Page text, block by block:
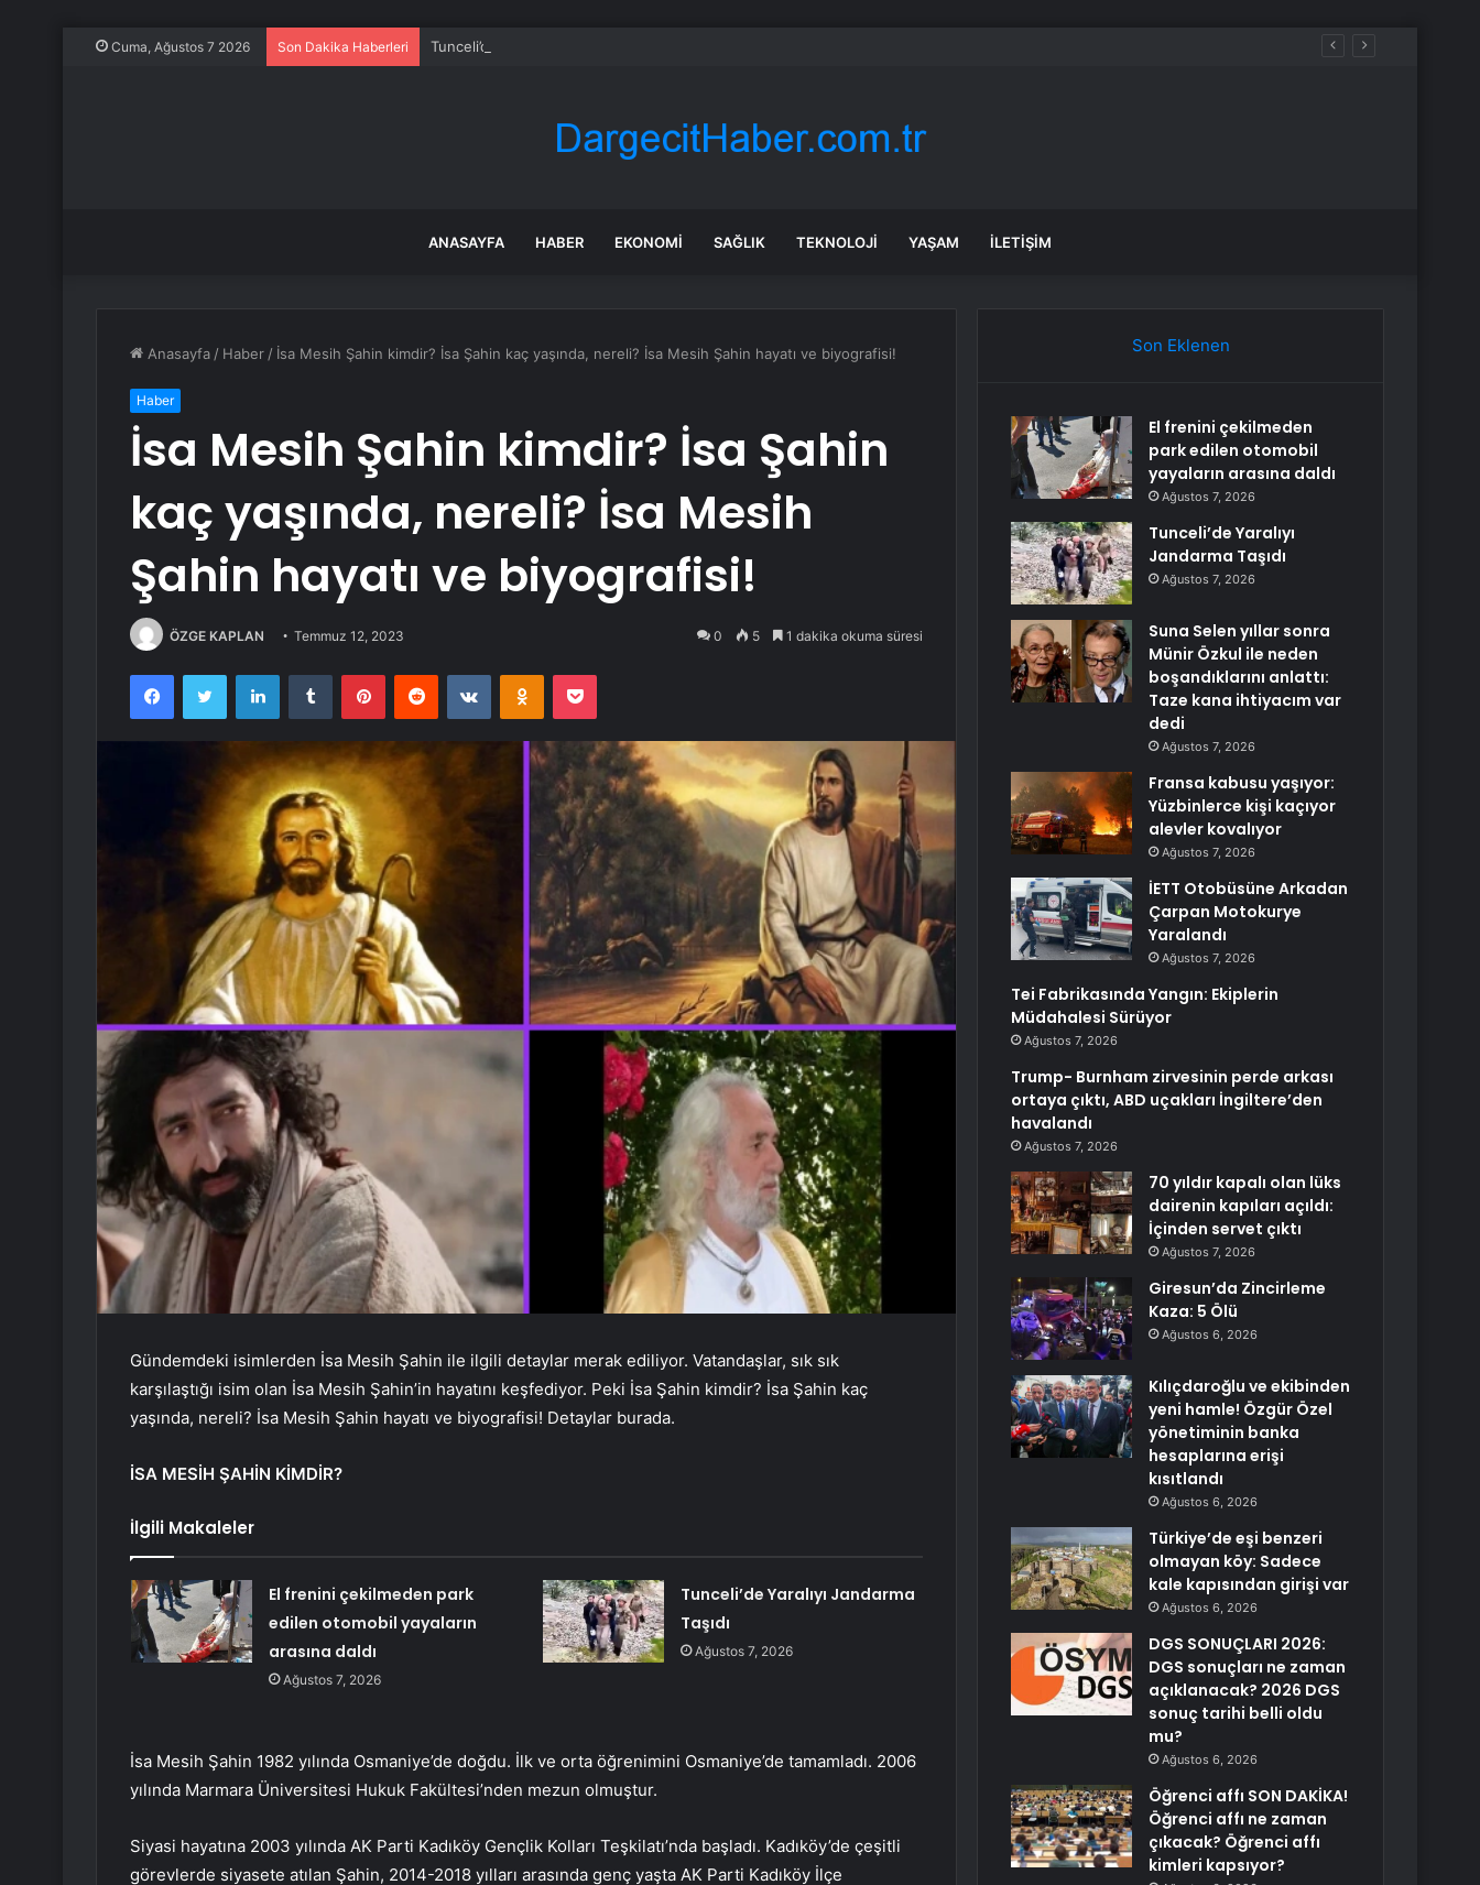
Cuma, Ağustos 7 2026 Son Dakika Haberleri Tunceli’de Yaralıyı Jandarma Taşıdı
ANASAYFA HABER EKONOMI SAĞLIK TEKNOLOJI YAŞAM İLETIŞIM
Anasayfa / Haber / İsa Mesih Şahin kimdir? İsa Şahin kaç yaşında, nereli? İsa Mesih Şahin hayatı ve biyografisi!
Haber
İsa Mesih Şahin kimdir? İsa Şahin
kaç yaşında, nereli? İsa Mesih
Şahin hayatı ve biyografisi!
ÖZGE KAPLAN Temmuz 12, 2023 0 5 1 dakika okuma süresi
FacebookTwitter LinkedInTumblr PinterestReddit VKontakteOdnoklassniki
Pocket
Gündemdeki isimlerden İsa Mesih Şahin ile ilgili detaylar merak ediliyor. Vatandaşlar, sık sık
karşılaştığı isim olan İsa Mesih Şahin’in hayatını keşfediyor. Peki İsa Şahin kimdir? İsa Şahin kaç
yaşında, nereli? İsa Mesih Şahin hayatı ve biyografisi! Detaylar burada.
İSA MESİH ŞAHİN KİMDİR?
İlgili Makaleler
El frenini çekilmeden park
edilen otomobil yayaların
arasına daldı
Ağustos 7, 2026
Tunceli’de Yaralıyı Jandarma
Taşıdı
Ağustos 7, 2026
İsa Mesih Şahin 1982 yılında Osmaniye’de doğdu. İlk ve orta öğrenimini Osmaniye’de tamamladı. 2006
yılında Marmara Üniversitesi Hukuk Fakültesi’nden mezun olmuştur.
Siyasi hayatına 2003 yılında AK Parti Kadıköy Gençlik Kolları Teşkilatı’nda başladı. Kadıköy’de çeşitli
görevlerde siyasete atılan Şahin, 2014-2018 yılları arasında genç yaşta AK Parti Kadıköy İlçe
Son Eklenen
El frenini çekilmeden
park edilen otomobil
yayaların arasına daldı
Ağustos 7, 2026
Tunceli’de Yaralıyı
Jandarma Taşıdı
Ağustos 7, 2026
Suna Selen yıllar sonra
Münir Özkul ile neden
boşandıklarını anlattı:
Taze kana ihtiyacım var
dedi
Ağustos 7, 2026
Fransa kabusu yaşıyor:
Yüzbinlerce kişi kaçıyor
alevler kovalıyor
Ağustos 7, 2026
İETT Otobüsüne Arkadan
Çarpan Motokurye
Yaralandı
Ağustos 7, 2026
Tei Fabrikasında Yangın: Ekiplerin
Müdahalesi Sürüyor
Ağustos 7, 2026
Trump- Burnham zirvesinin perde arkası
ortaya çıktı, ABD uçakları İngiltere’den
havalandı
Ağustos 7, 2026
70 yıldır kapalı olan lüks
dairenin kapıları açıldı:
İçinden servet çıktı
Ağustos 7, 2026
Giresun’da Zincirleme
Kaza: 5 Ölü
Ağustos 6, 2026
Kılıçdaroğlu ve ekibinden
yeni hamle! Özgür Özel
yönetiminin banka
hesaplarına erişi
kısıtlandı
Ağustos 6, 2026
Türkiye’de eşi benzeri
olmayan köy: Sadece
kale kapısından girişi var
Ağustos 6, 2026
DGS SONUÇLARI 2026:
DGS sonuçları ne zaman
açıklanacak? 2026 DGS
sonuç tarihi belli oldu
mu?
Ağustos 6, 2026
Öğrenci affı SON DAKİKA!
Öğrenci affı ne zaman
çıkacak? Öğrenci affı
kimleri kapsıyor?